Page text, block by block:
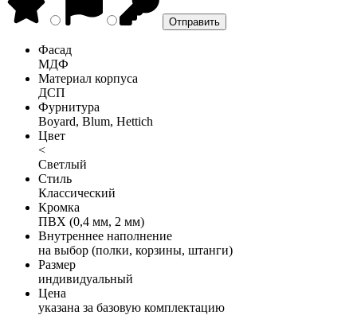
Фасад
МДФ
Материал корпуса
ДСП
Фурнитура
Boyard, Blum, Hettich
Цвет
<
Светлый
Стиль
Классический
Кромка
ПВХ (0,4 мм, 2 мм)
Внутреннее наполнение
на выбор (полки, корзины, штанги)
Размер
индивидуальный
Цена
указана за базовую комплектацию